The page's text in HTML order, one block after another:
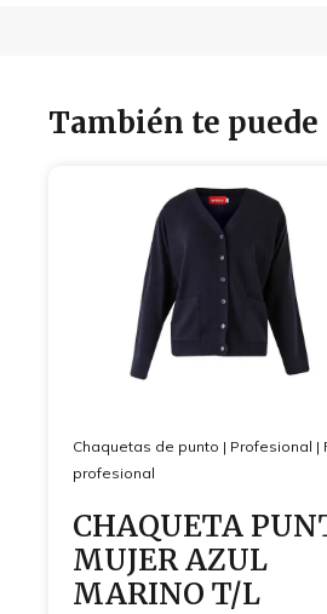
También te
Chaquetas de punto | Profesional |
profesional
CHAQUETA
MUJER AZUL
MARINO T/L